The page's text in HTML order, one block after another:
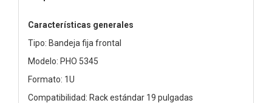
Características generales
Tipo: Bandeja fija frontal
Modelo: PHO 5345
Formato: 1U
Compatibilidad: Rack estándar 19 pulgadas